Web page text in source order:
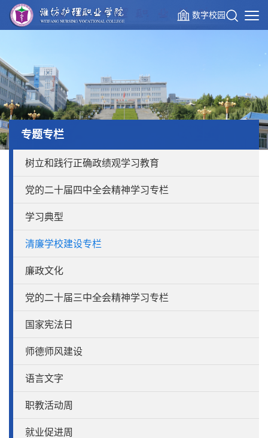
数字校园
专题专栏
树立和践行正确政绩观学习教育
党的二十届四中全会精神学习专栏
学习典型
清廉学校建设专栏
廉政文化
党的二十届三中全会精神学习专栏
国家宪法日
师德师风建设
语言文字
职教活动周
就业促进周